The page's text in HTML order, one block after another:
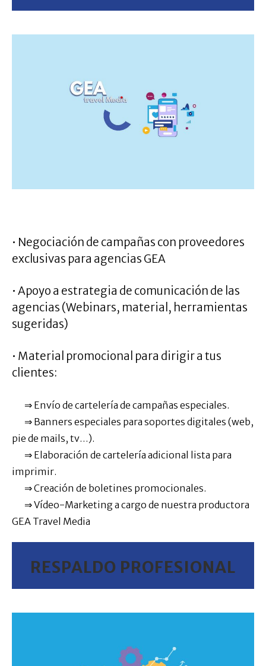
• Negociación de campañas con proveedores
exclusivas para agencias GEA
• Apoyo a estrategia de comunicación de las
agencias (Webinars, material, herramientas
sugeridas)
• Material promocional para dirigir a tus
clientes:
⇒ Envío de cartelería de campañas especiales.
⇒ Banners especiales para soportes digitales (web,
pie de mails, tv…).
⇒ Elaboración de cartelería adicional lista para
imprimir.
⇒ Creación de boletines promocionales.
⇒ Vídeo-Marketing a cargo de nuestra productora
GEA Travel Media
RESPALDO PROFESIONAL